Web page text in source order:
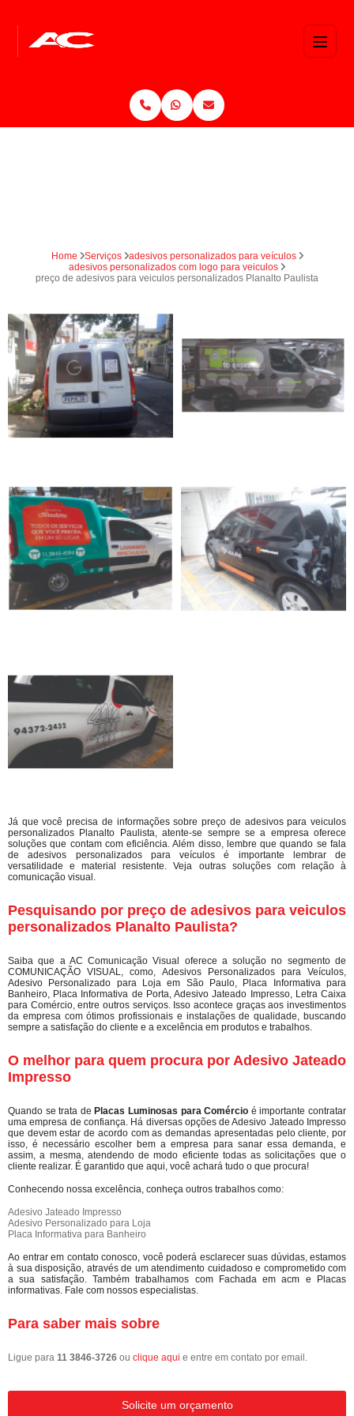
Home Serviços
adesivos personalizados para veículos
adesivos personalizados com logo para veiculos
preço de adesivos para veiculos personalizados Planalto Paulista
Já que você precisa de informações sobre preço de adesivos para veiculos
personalizados Planalto Paulista, atente-se sempre se a empresa oferece
soluções que contam com eficiência. Além disso, lembre que quando se fala
de adesivos personalizados para veículos é importante lembrar de
versatilidade e material resistente. Veja outras soluções com relação à
comunicação visual.
Pesquisando por preço de adesivos para veiculos
personalizados Planalto Paulista?
Saiba que a AC Comunicação Visual oferece a solução no segmento de
COMUNICAÇÃO VISUAL, como, Adesivos Personalizados para Veículos,
Adesivo Personalizado para Loja em São Paulo, Placa Informativa para
Banheiro, Placa Informativa de Porta, Adesivo Jateado Impresso, Letra Caixa
para Comércio, entre outros serviços. Isso acontece graças aos investimentos
da empresa com ótimos profissionais e instalações de qualidade, buscando
sempre a satisfação do cliente e a excelência em produtos e trabalhos.
O melhor para quem procura por Adesivo Jateado
Impresso
Quando se trata de Placas Luminosas para Comércio é importante contratar
uma empresa de confiança. Há diversas opções de Adesivo Jateado Impresso
que devem estar de acordo com as demandas apresentadas pelo cliente, por
isso, é necessário escolher bem a empresa para sanar essa demanda, e
assim, a mesma, atendendo de modo eficiente todas as solicitações que o
cliente realizar. É garantido que aqui, você achará tudo o que procura!
Conhecendo nossa excelência, conheça outros trabalhos como:
Adesivo Jateado Impresso
Adesivo Personalizado para Loja
Placa Informativa para Banheiro
Ao entrar em contato conosco, você poderá esclarecer suas dúvidas, estamos
à sua disposição, através de um atendimento cuidadoso e comprometido com
a sua satisfação. Também trabalhamos com Fachada em acm e Placas
informativas. Fale com nossos especialistas.
Para saber mais sobre
Ligue para 11 3846-3726 ou clique aqui e entre em contato por email.
Solicite um orçamento